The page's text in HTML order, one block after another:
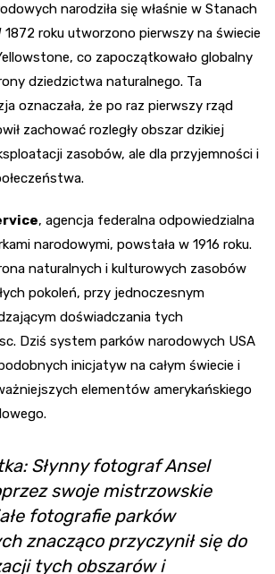
narodziła się właśnie w Stanach
1872 roku utworzono pierwszy na świecie
co zapoczątkowało globalny
dziedzictwa naturalnego. Ta
oznaczała, że po raz pierwszy rząd
zachować rozległy obszar dzikiej
zasobów, ale dla przyjemności i
, agencja federalna odpowiedzialna
narodowymi, powstała w 1916 roku.
naturalnych i kulturowych zasobów
pokoleń, przy jednoczesnym
doświadczania tych
Dziś system parków narodowych USA
inicjatyw na całym świecie i
elementów amerykańskiego
Słynny fotograf Ansel
swoje mistrzowskie
fotografie parków
znacząco przyczynił się do
tych obszarów i